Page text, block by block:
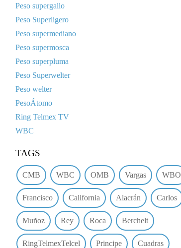
Peso supergallo
Peso Superligero
Peso supermediano
Peso supermosca
Peso superpluma
Peso Superwelter
Peso welter
PesoÁtomo
Ring Telmex TV
WBC
TAGS
CMB WBC OMB Vargas WBO
Francisco California Alacrán Carlos
Muñoz Rey Roca Berchelt
RingTelmexTelcel Principe Cuadras